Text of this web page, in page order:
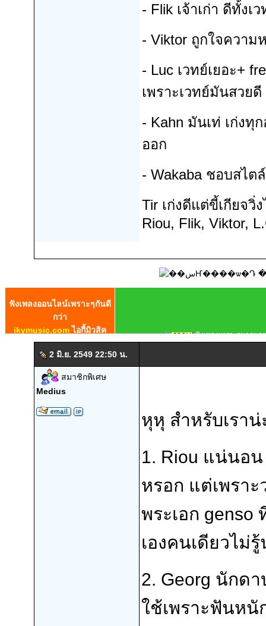
- Flik เจ้าเก่า ดีทั้งเ
- Viktor ถูกใจความ
- Luc เวทย์เยอะ+
เพราะเวทย์มันสวยดี
- Kahn มันเท่ เก่งทุ
ออก
- Wakaba ชอบสไต
Tir เก่งดีแต่ขี้เกียจวิ่
Riou, Flik, Viktor,
2 มิ.ย. 2549 22:50 น.
สมาชิกพิเศษ
Medius
หุหุ สำหรับเราน่
1. Riou แน่นอน
หรอก แต่เพรา
พระเอก genso
เองคนเดียวไม่รู้
2. Georg นักด
ใช้เพราะฟันหนั